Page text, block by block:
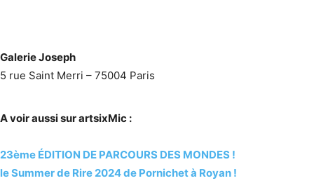
Galerie Joseph
5 rue Saint Merri – 75004 Paris
A voir aussi sur artsixMic :
23ème ÉDITION DE PARCOURS DES MONDES !
le Summer de Rire 2024 de Pornichet à Royan !